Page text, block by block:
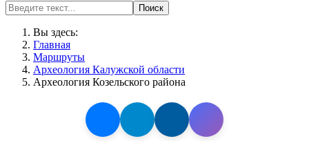
Поиск
Вы здесь:
Главная
Маршруты
Археология Калужской области
Археология Козельского района